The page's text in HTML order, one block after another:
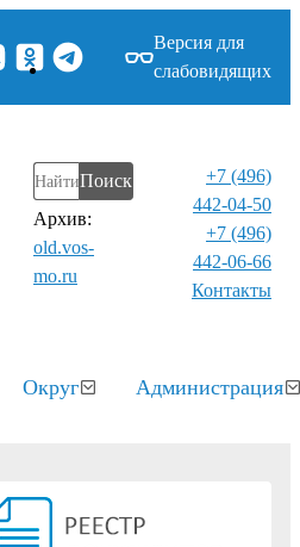
Версия для
слабовидящих
Поиск
Архив:
old.vos-
mo.ru
+7 (496)
442-04-50
+7 (496)
442-06-66
Контакты⁠
Округ Администрация